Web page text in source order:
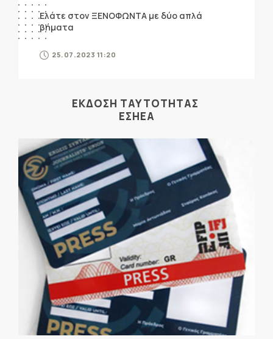
Ελάτε στον ΞΕΝΟΦΩΝΤΑ με δύο απλά
βήματα
25.07.2023 11:20
ΕΚΔΟΣΗ ΤΑΥΤΟΤΗΤΑΣ
ΕΣΗΕΑ